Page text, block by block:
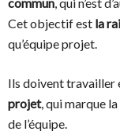
Cet objectif est la
qu’équipe projet.
Ils doivent travailler
projet, qui marque
de l’équipe.